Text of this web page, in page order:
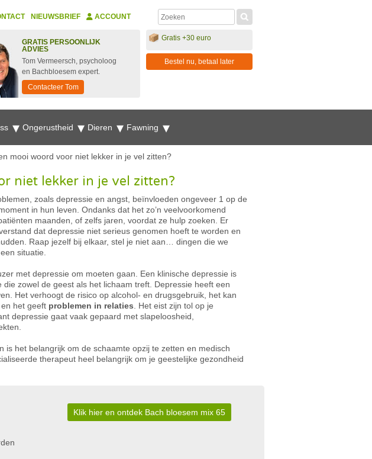
NIEUWSBRIEF ACCOUNT
GRATIS PERSOONLIJK
ADVIES
Tom Vermeersch, psycholoog
en Bachbloesem expert.
Contacteer Tom
Gratis +30 euro
Bestel nu, betaal later
Ongerustheid Dieren Fawning
mooi woord voor niet lekker in je vel zitten?
niet lekker in je vel zitten?
zoals depressie en angst, beïnvloeden ongeveer 1 op de
in hun leven. Ondanks dat het zo’n veelvoorkomend
maanden, of zelfs jaren, voordat ze hulp zoeken. Er
dat depressie niet serieus genomen hoeft te worden en
Raap jezelf bij elkaar, stel je niet aan… dingen die we
situatie.
met depressie om moeten gaan. Een klinische depressie is
die zowel de geest als het lichaam treft. Depressie heeft een
Het verhoogt de risico op alcohol- en drugsgebruik, het kan
het geeft problemen in relaties . Het eist zijn tol op je
depressie gaat vaak gepaard met slapeloosheid,
is het belangrijk om de schaamte opzij te zetten en medisch
therapeut heel belangrijk om je geestelijke gezondheid
Klik hier en ontdek Bach bloesem mix 65